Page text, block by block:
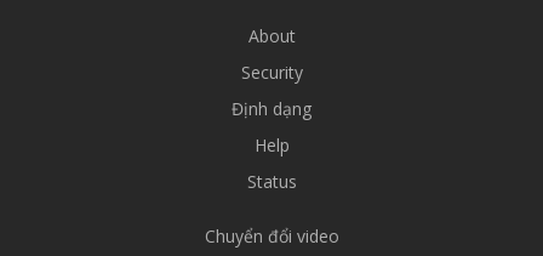
About
Security
Định dạng
Help
Status
Chuyển đổi video